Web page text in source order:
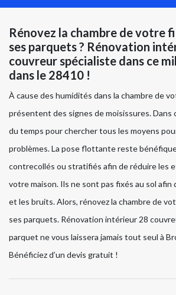
Rénovez la chambre de votre
ses parquets ? Rénovation
couvreur spécialiste dans ce
dans le 28410 !
À cause des humidités dans la chambre de
présentent des signes de moisissures. Dans
du temps pour chercher tous les moyens
problèmes. La pose flottante reste
contrecollés ou stratifiés afin de réduire les
votre maison. Ils ne sont pas fixés au sol afin
et les bruits. Alors, rénovez la chambre de
ses parquets. Rénovation intérieur 28
parquet ne vous laissera jamais tout seul à
Bénéficiez d’un devis gratuit !